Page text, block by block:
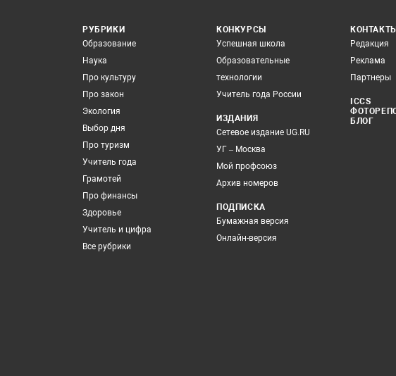
РУБРИКИ
Образование
Наука
Про культуру
Про закон
Экология
Выбор дня
Про туризм
Учитель года
Грамотей
Про финансы
Здоровье
Учитель и цифра
Все рубрики
КОНКУРСЫ
Успешная школа
Образовательные
технологии
Учитель года России
ИЗДАНИЯ
Сетевое издание UG.RU
УГ – Москва
Мой профсоюз
Архив номеров
ПОДПИСКА
Бумажная версия
Онлайн-версия
КОНТАКТЫ
Редакция
Реклама
Партнеры
ICCS
БЛОГ